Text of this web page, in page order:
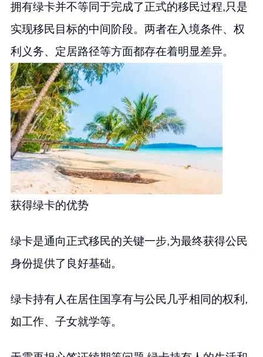
拥有绿卡并不等同于完成了正式的移民过程,只是
实现移民目标的中间阶段。两者在入境条件、权
利义务、定居路径等方面都存在着明显差异。
获得绿卡的优势
绿卡是通向正式移民的关键一步,为最终获得公民
身份提供了良好基础。
绿卡持有人在居住国享有与公民几乎相同的权利,
如工作、子女就学等。